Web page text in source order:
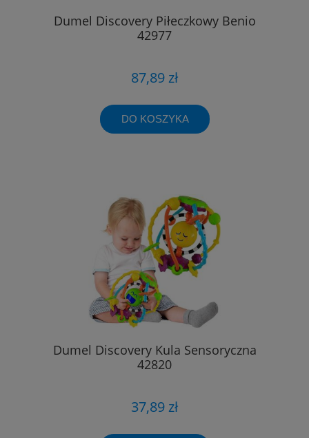
Dumel Discovery Piłeczkowy Benio
42977
87,89 zł
DO KOSZYKA
Dumel Discovery Kula Sensoryczna
42820
37,89 zł